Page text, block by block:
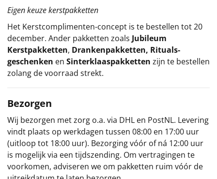
Eigen keuze kerstpakketten
Het Kerstcomplimenten-concept is te bestellen tot 20
december. Ander pakketten zoals Jubileum
Kerstpakketten, Drankenpakketten, Rituals-
geschenken en Sinterklaaspakketten zijn te bestellen
zolang de voorraad strekt.
Bezorgen
Wij bezorgen met zorg o.a. via DHL en PostNL. Levering
vindt plaats op werkdagen tussen 08:00 en 17:00 uur
(uitloop tot 18:00 uur). Bezorging vóór of ná 12:00 uur
is mogelijk via een tijdszending. Om vertragingen te
voorkomen, adviseren we om pakketten ruim vóór de